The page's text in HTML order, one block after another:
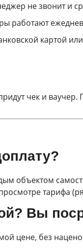
не звонит и
работают
картой
чек и
объектом
тарифа
Вы
цене, без